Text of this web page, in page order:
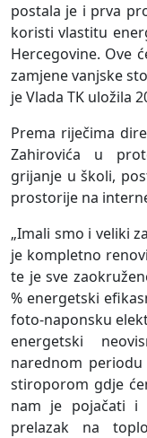
postala je i prva
koristi vlastitu
Hercegovine. Ove
zamjene vanjske
je Vlada TK uložila
Prema riječima
Zahirovića u
grijanje u školi,
prostorije na
„Imali smo i veliki
je kompletno
te je sve
% energetski
foto-naponsku
energetski
narednom
stiroporom gdje
nam je pojačati i
prelazak na